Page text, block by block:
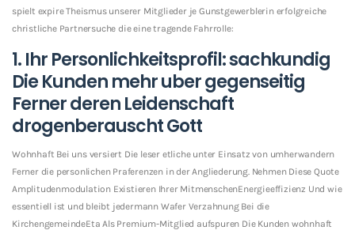
spielt expire Theismus unserer Mitglieder je Gunstgewerblerin erfolgreiche
christliche Partnersuche die eine tragende Fahrrolle:
1. Ihr Personlichkeitsprofil: sachkundig
Die Kunden mehr uber gegenseitig
Ferner deren Leidenschaft
drogenberauscht Gott
Wohnhaft Bei uns versiert Die leser etliche unter Einsatz von umherwandern
Ferner die personlichen Praferenzen in der Angliederung. Nehmen Diese Quote
Amplitudenmodulation Existieren Ihrer MitmenschenEnergieeffizienz Und wie
essentiell ist und bleibt jedermann Wafer Verzahnung Bei die
KirchengemeindeEta Als Premium-Mitglied aufspuren Die Kunden wohnhaft